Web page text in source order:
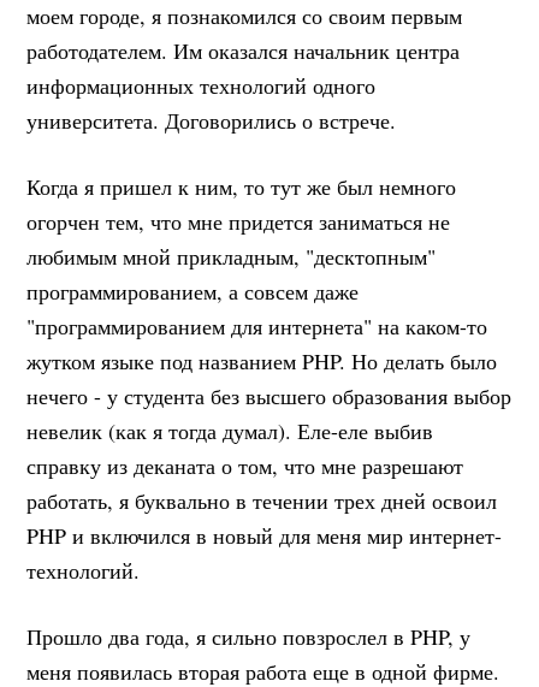
моем городе, я познакомился со своим первым
работодателем. Им оказался начальник центра
информационных технологий одного
университета. Договорились о встрече.
Когда я пришел к ним, то тут же был немного
огорчен тем, что мне придется заниматься не
любимым мной прикладным, "десктопным"
программированием, а совсем даже
"программированием для интернета" на каком-то
жутком языке под названием PHP. Но делать было
нечего - у студента без высшего образования выбор
невелик (как я тогда думал). Еле-еле выбив
справку из деканата о том, что мне разрешают
работать, я буквально в течении трех дней освоил
PHP и включился в новый для меня мир интернет-
технологий.
Прошло два года, я сильно повзрослел в PHP, у
меня появилась вторая работа еще в одной фирме.